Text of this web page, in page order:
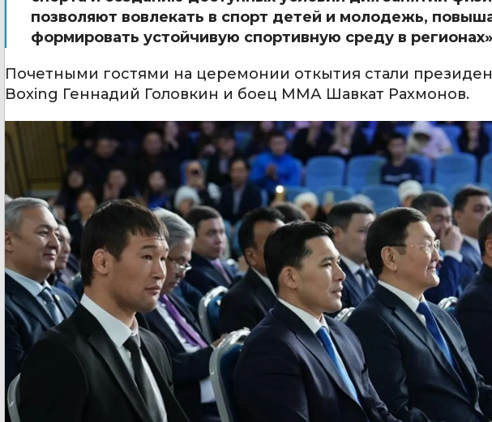
позволяют вовлекать в спорт детей и молодежь,
формировать устойчивую спортивную среду в
Почетными гостями на церемонии откытия стали
Boxing Геннадий Головкин и боец ММА Шавкат Рахмонов.